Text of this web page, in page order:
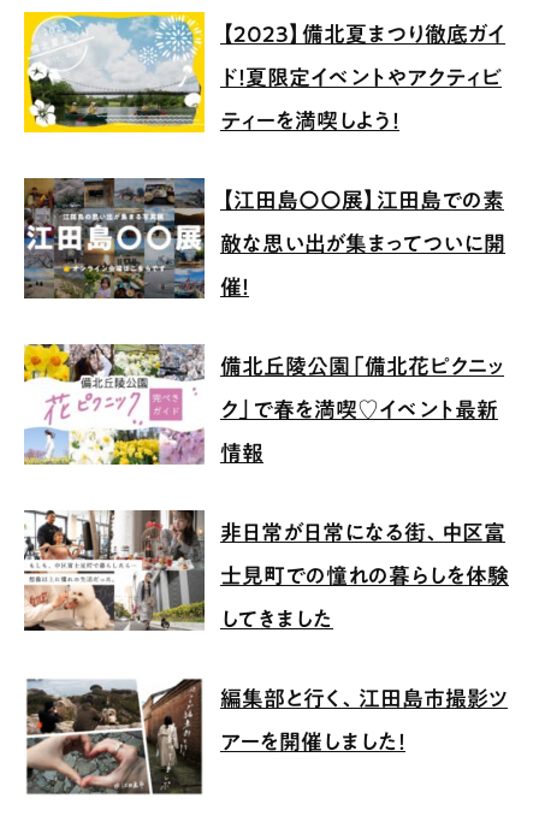
【2023】備北夏まつり徹底ガイ
ド！夏限定イベントやアクティビ
ティーを満喫しよう！
【江田島〇〇展】江田島での素
敵な思い出が集まってついに開
催！
備北丘陵公園「備北花ピクニッ
ク」で春を満喫♡イベント最新
情報
非日常が日常になる街、中区富
士見町での憧れの暮らしを体験
してきました
編集部と行く、江田島市撮影ツ
アーを開催しました！